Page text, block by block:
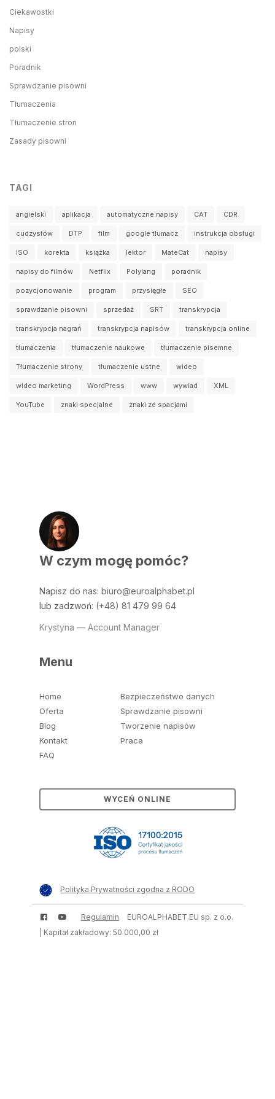
Ciekawostki
Napisy
polski
Poradnik
Sprawdzanie pisowni
Tłumaczenia
Tłumaczenie stron
Zasady pisowni
TAGI
angielski aplikacja automatyczne napisy CAT CDR
cudzysłów DTP film google tłumacz instrukcja obsługi
ISO korekta książka lektor MateCat napisy
napisy do filmów Netflix Polylang poradnik
pozycjonowanie program przysięgłe SEO
sprawdzanie pisowni sprzedaż SRT transkrypcja
transkrypcja nagrań transkrypcja napisów transkrypcja online
tłumaczenia tłumaczenie naukowe tłumaczenie pisemne
Tłumaczenie strony tłumaczenie ustne wideo
wideo marketing WordPress www wywiad XML
YouTube znaki specjalne znaki ze spacjami
W czym mogę pomóc?
Napisz do nas:biuro@euroalphabet.pl
lub zadzwoń: (+48) 81 479 99 64
Krystyna — Account Manager
Menu
Home
Oferta
Blog
Kontakt
FAQ
Bezpieczeństwo danych
Sprawdzanie pisowni
Tworzenie napisów
Praca
WYCEŃ ONLINE
Polityka Prywatności zgodna z RODO
Regulamin
EUROALPHABET.EU sp. z o.o.
| Kapitał zakładowy: 50 000,00 zł